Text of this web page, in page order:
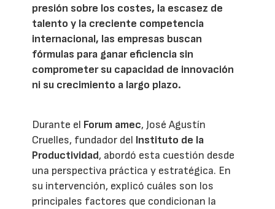
presión sobre los costes, la escasez de
talento y la creciente competencia
internacional, las empresas buscan
fórmulas para ganar eficiencia sin
comprometer su capacidad de innovación
ni su crecimiento a largo plazo.
Durante el Forum amec, José Agustín
Cruelles, fundador del Instituto de la
Productividad, abordó esta cuestión desde
una perspectiva práctica y estratégica. En
su intervención, explicó cuáles son los
principales factores que condicionan la